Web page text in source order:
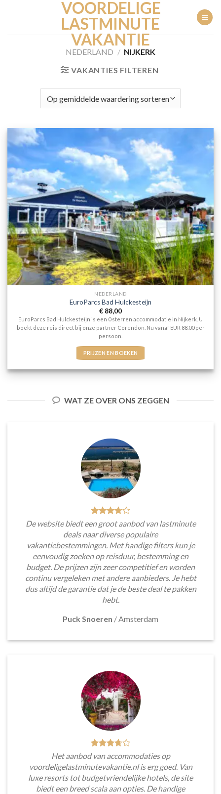
VOORDELIGE
LASTMINUTE
VAKANTIE
NEDERLAND / NIJKERK
VAKANTIES FILTEREN
NEDERLAND
EuroParcs Bad Hulckesteijn
€ 88,00
EuroParcs Bad Hulckesteijn is een 0 sterren accommodatie in Nijkerk. U
boekt deze reis direct bij onze partner Corendon. Nu vanaf EUR 88.00 per
persoon.
PRIJZEN EN BOEKEN
WAT ZE OVER ONS ZEGGEN
De website biedt een groot aanbod van lastminute
deals naar diverse populaire
vakantiebestemmingen. Met handige filters kun je
eenvoudig zoeken op reisduur, bestemming en
budget. De prijzen zijn zeer competitief en worden
continu vergeleken met andere aanbieders. Je hebt
dus altijd de garantie dat je de beste deal te pakken
hebt.
Puck Snoeren /Amsterdam
Het aanbod van accommodaties op
voordeligelastminutevakantie.nl is erg goed. Van
luxe resorts tot budgetvriendelijke hotels, de site
biedt een breed scala aan opties. De handige